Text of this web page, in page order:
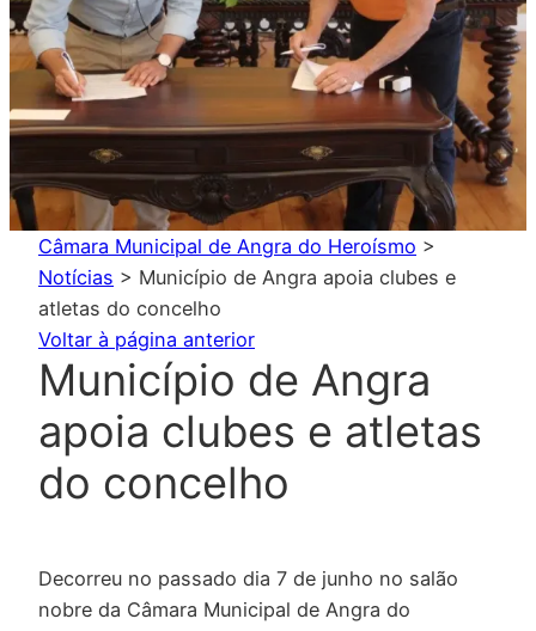
Câmara Municipal de Angra do Heroísmo >
Notícias > Município de Angra apoia clubes e
atletas do concelho
Voltar à página anterior
Município de Angra
apoia clubes e atletas
do concelho
Decorreu no passado dia 7 de junho no salão
nobre da Câmara Municipal de Angra do